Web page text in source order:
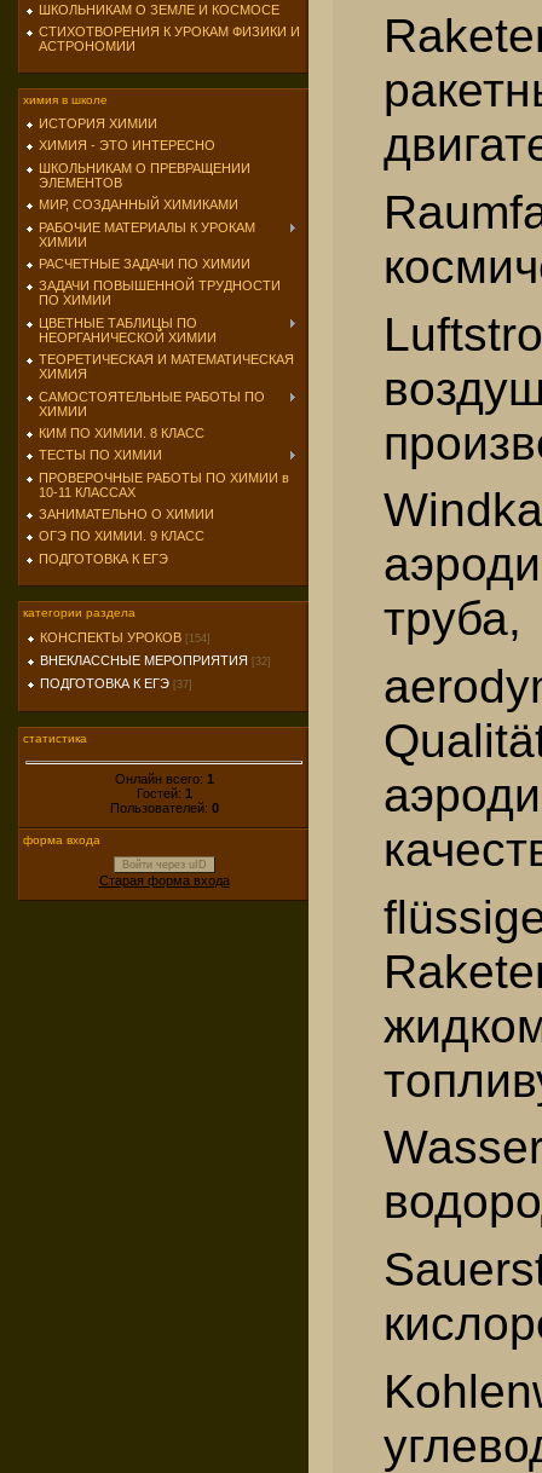
ШКОЛЬНИКАМ О ЗЕМЛЕ И КОСМОСЕ
СТИХОТВОРЕНИЯ К УРОКАМ ФИЗИКИ И
АСТРОНОМИИ
химия в школе
ИСТОРИЯ ХИМИИ
ХИМИЯ - ЭТО ИНТЕРЕСНО
ШКОЛЬНИКАМ О ПРЕВРАЩЕНИИ
ЭЛЕМЕНТОВ
МИР, СОЗДАННЫЙ ХИМИКАМИ
РАБОЧИЕ МАТЕРИАЛЫ К УРОКАМ
ХИМИИ
РАСЧЕТНЫЕ ЗАДАЧИ ПО ХИМИИ
ЗАДАЧИ ПОВЫШЕННОЙ ТРУДНОСТИ
ПО ХИМИИ
ЦВЕТНЫЕ ТАБЛИЦЫ ПО
НЕОРГАНИЧЕСКОЙ ХИМИИ
ТЕОРЕТИЧЕСКАЯ И МАТЕМАТИЧЕСКАЯ
ХИМИЯ
САМОСТОЯТЕЛЬНЫЕ РАБОТЫ ПО
ХИМИИ
КИМ ПО ХИМИИ. 8 КЛАСС
ТЕСТЫ ПО ХИМИИ
ПРОВЕРОЧНЫЕ РАБОТЫ ПО ХИМИИ в
10-11 КЛАССАХ
ЗАНИМАТЕЛЬНО О ХИМИИ
ОГЭ ПО ХИМИИ. 9 КЛАСС
ПОДГОТОВКА К ЕГЭ
категории раздела
КОНСПЕКТЫ УРОКОВ [154]
ВНЕКЛАССНЫЕ МЕРОПРИЯТИЯ [32]
ПОДГОТОВКА К ЕГЭ [37]
статистика
Онлайн всего: 1
Гостей: 1
Пользователей: 0
форма входа
Войти через uID
Старая форма входа
труба,